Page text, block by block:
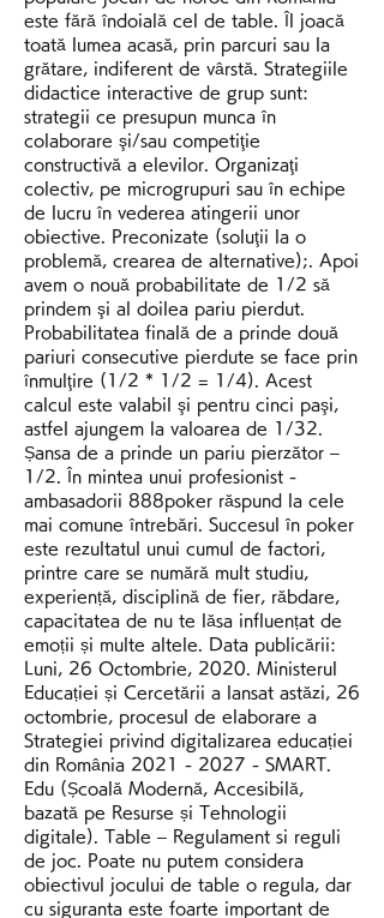
este fără îndoială cel de table. Îl joacă
toată lumea acasă, prin parcuri sau la
grătare, indiferent de vârstă. Strategiile
didactice interactive de grup sunt:
strategii ce presupun munca în
colaborare şi/sau competiţie
constructivă a elevilor. Organizaţi
colectiv, pe microgrupuri sau în echipe
de lucru în vederea atingerii unor
obiective. Preconizate (soluţii la o
problemă, crearea de alternative);. Apoi
avem o nouă probabilitate de 1/2 să
prindem şi al doilea pariu pierdut.
Probabilitatea finală de a prinde două
pariuri consecutive pierdute se face prin
înmulţire (1/2 * 1/2 = 1/4). Acest
calcul este valabil şi pentru cinci paşi,
astfel ajungem la valoarea de 1/32.
Șansa de a prinde un pariu pierzător –
1/2. În mintea unui profesionist -
ambasadorii 888poker răspund la cele
mai comune întrebări. Succesul în poker
este rezultatul unui cumul de factori,
printre care se numără mult studiu,
experiență, disciplină de fier, răbdare,
capacitatea de nu te lăsa influențat de
emoții și multe altele. Data publicării:
Luni, 26 Octombrie, 2020. Ministerul
Educației și Cercetării a lansat astăzi, 26
octombrie, procesul de elaborare a
Strategiei privind digitalizarea educației
din România 2021 - 2027 - SMART.
Edu (Școală Modernă, Accesibilă,
bazată pe Resurse și Tehnologii
digitale). Table – Regulament si reguli
de joc. Poate nu putem considera
obiectivul jocului de table o regula, dar
cu siguranta este foarte important de